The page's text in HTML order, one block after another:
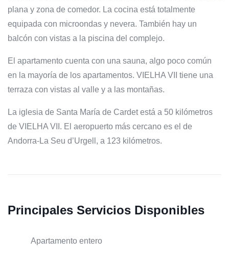
plana y zona de comedor. La cocina está totalmente
equipada con microondas y nevera. También hay un
balcón con vistas a la piscina del complejo.
El apartamento cuenta con una sauna, algo poco común
en la mayoría de los apartamentos. VIELHA VII tiene una
terraza con vistas al valle y a las montañas.
La iglesia de Santa María de Cardet está a 50 kilómetros
de VIELHA VII. El aeropuerto más cercano es el de
Andorra-La Seu d’Urgell, a 123 kilómetros.
Principales Servicios Disponibles
Apartamento entero